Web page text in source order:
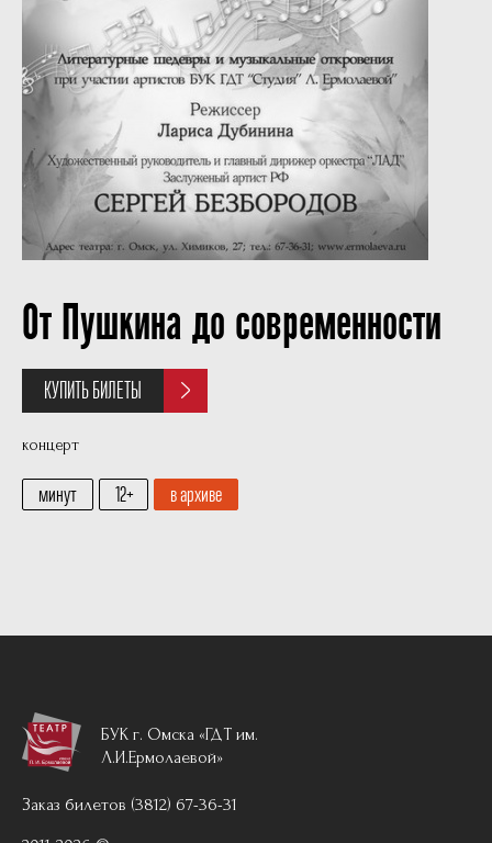
От Пушкина до современности
КУПИТЬ БИЛЕТЫ
концерт
минут 12 в архиве
БУК г. Омска «ГДТ им.
Л.И.Ермолаевой»
Заказ билетов (3812) 67-36-31